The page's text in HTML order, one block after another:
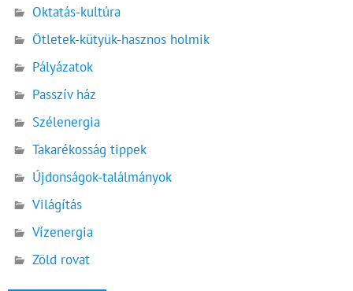
Oktatás-kultúra
Ötletek-kütyük-hasznos holmik
Pályázatok
Passzív ház
Szélenergia
Takarékosság tippek
Újdonságok-találmányok
Világítás
Vízenergia
Zöld rovat